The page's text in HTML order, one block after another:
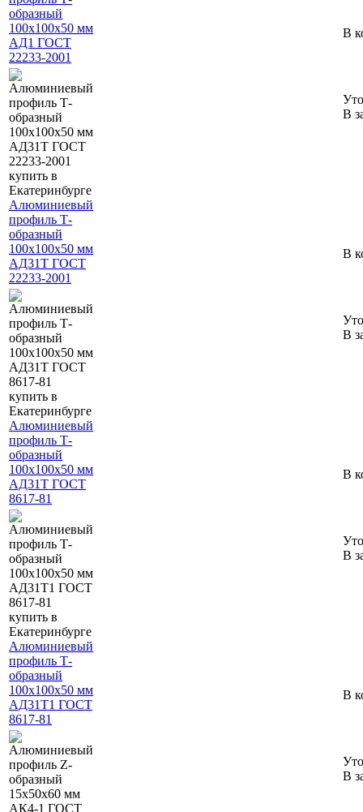
образный
100х100х50 мм
АД1 ГОСТ
22233-2001
В
Алюминиевый
профиль Т-
образный
100х100х50 мм
АД31Т ГОСТ
22233-2001
В
В
Алюминиевый
профиль Т-
образный
100х100х50 мм
АД31Т ГОСТ
8617-81
В
В
Алюминиевый
профиль Т-
образный
100х100х50 мм
АД31Т1 ГОСТ
8617-81
В
В
В